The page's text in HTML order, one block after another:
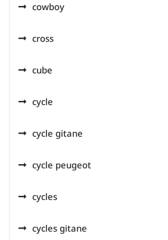
cowboy
cross
cube
cycle
cycle gitane
cycle peugeot
cycles
cycles gitane